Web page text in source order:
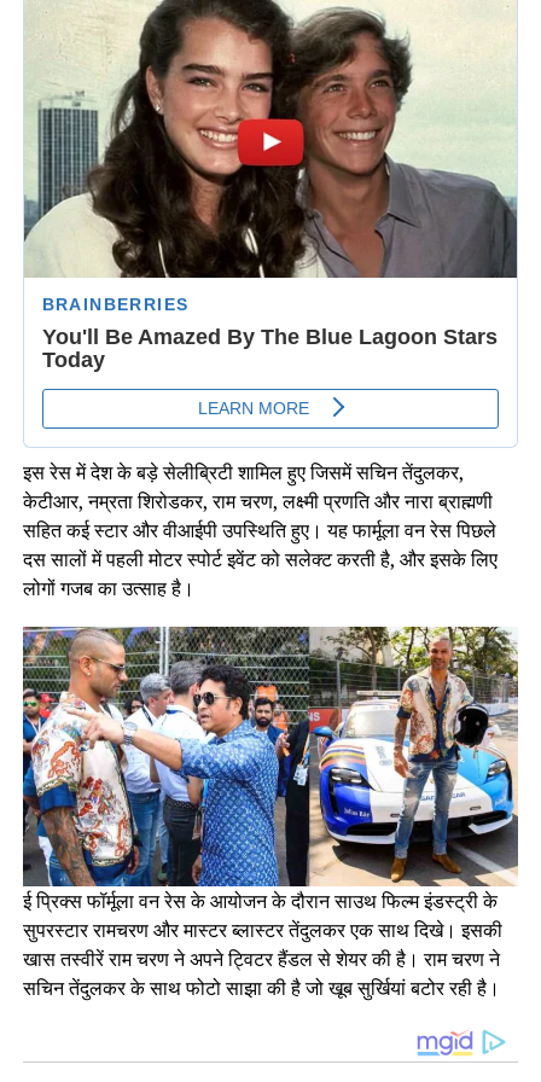
इस रेस में देश के बड़े सेलीब्रिटी शामिल हुए जिसमें सचिन तेंदुलकर,
केटीआर, नम्रता शिरोडकर, राम चरण, लक्ष्मी प्रणति और नारा ब्राह्मणी
सहित कई स्टार और वीआईपी उपस्थिति हुए। यह फार्मूला वन रेस पिछले
दस सालों में पहली मोटर स्पोर्ट इवेंट को सलेक्ट करती है, और इसके लिए
लोगों गजब का उत्साह है।
ई प्रिक्स फॉर्मूला वन रेस के आयोजन के दौरान साउथ फिल्म इंडस्ट्री के
सुपरस्टार रामचरण और मास्टर ब्लास्टर तेंदुलकर एक साथ दिखे। इसकी
खास तस्वीरें राम चरण ने अपने ट्विटर हैंडल से शेयर की है। राम चरण ने
सचिन तेंदुलकर के साथ फोटो साझा की है जो खूब सुर्खियां बटोर रही है।